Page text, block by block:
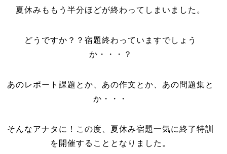
夏休みももう半分ほどが終わってしまいました。
どうですか？？宿題終わっていますでしょう
か・・・？
あのレポート課題とか、あの作文とか、あの問題集と
か・・・
そんなアナタに！この度、夏休み宿題一気に終了特訓
を開催することとなりました。